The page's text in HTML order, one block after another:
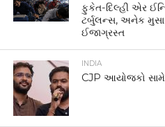
ફુકેત-દિલ્હી એર
ટર્બુલન્સ, અનેક
ઈજાગ્રસ્ત
INDIA
CJP આયોજકો સામે